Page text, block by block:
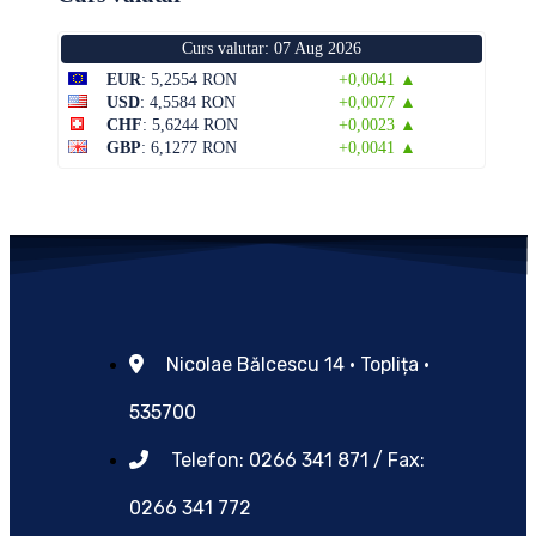
Curs valutar: 07 Aug 2026
EUR: 5,2554 RON
+0,0041 ▲
USD: 4,5584 RON
+0,0077 ▲
CHF: 5,6244 RON
+0,0023 ▲
GBP: 6,1277 RON +0,0041 ▲
Nicolae Bălcescu 14 • Toplița •
535700
Telefon: 0266 341 871 / Fax:
0266 341 772